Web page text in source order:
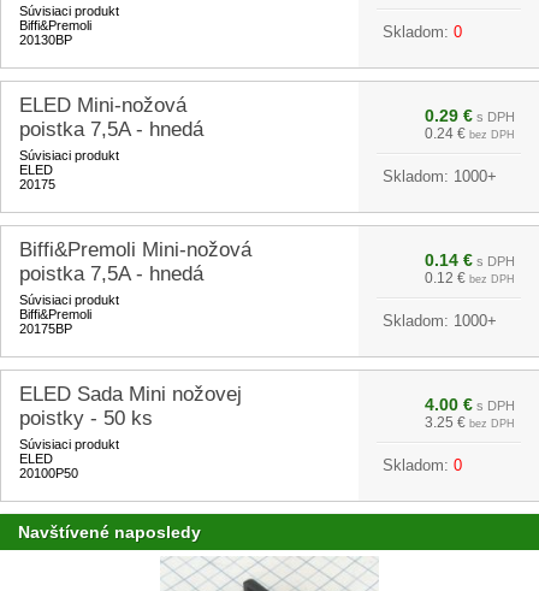
Súvisiaci produkt
Biffi&Premoli
20130BP
Skladom: 0
ELED Mini-nožová
poistka 7,5A - hnedá
Súvisiaci produkt
ELED
20175
0.29 € s DPH
0.24 € bez DPH
Skladom: 1000+
Biffi&Premoli Mini-nožová
poistka 7,5A - hnedá
Súvisiaci produkt
Biffi&Premoli
20175BP
0.14 € s DPH
0.12 € bez DPH
Skladom: 1000+
ELED Sada Mini nožovej
poistky - 50 ks
Súvisiaci produkt
ELED
20100P50
4.00 € s DPH
3.25 € bez DPH
Skladom: 0
Navštívené naposledy